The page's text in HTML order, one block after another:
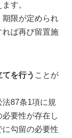
す。
期限が定められ
れば再び留置施
を行う ことが
87条1項に規
要性が存在し
勾留の必要性